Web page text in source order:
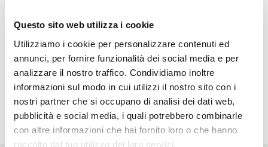
Questo sito web utilizza i cookie
Utilizziamo i cookie per personalizzare contenuti ed
annunci, per fornire funzionalità dei social media e per
analizzare il nostro traffico. Condividiamo inoltre
informazioni sul modo in cui utilizzi il nostro sito con i
nostri partner che si occupano di analisi dei dati web,
pubblicità e social media, i quali potrebbero combinarle
con altre informazioni che hai fornito loro o che hanno
raccolto dal tuo utilizzo dei loro servizi.
Nicht in der Gebühr enthalten sind: nicht erwähnte
Mahlzeiten, persönliche Ausgaben und alles, was
nicht unter "die Gebühr umfasst" aufgeführt ist.
Lesen Sie mehr